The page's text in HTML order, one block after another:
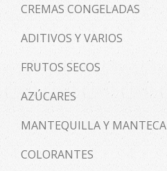
CREMAS CONGELADAS
ADITIVOS Y VARIOS
FRUTOS SECOS
AZÚCARES
MANTEQUILLA Y MANTECA
COLORANTES